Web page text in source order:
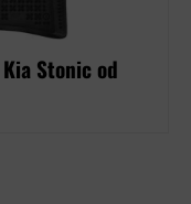
Stonic od